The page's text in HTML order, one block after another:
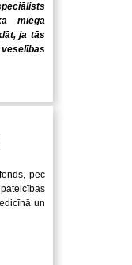
miega
ja tās
pēc
un